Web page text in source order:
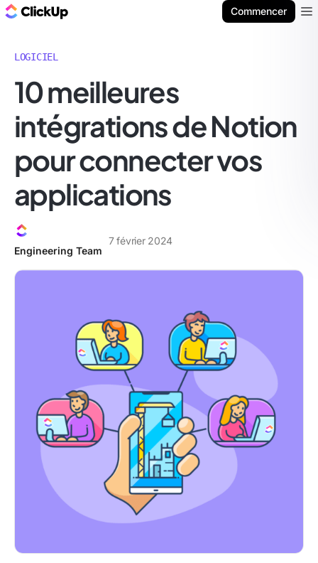
Commencer
LOGICIEL
10 meilleures
intégrations de Notion
pour connecter vos
applications
Engineering Team
7 février 2024